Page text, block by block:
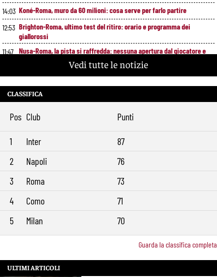
14:03 Koné-Roma, muro da 60 milioni: cosa serve per farlo partire
12:53 Brighton-Roma, ultimo test del ritiro: orario e programma dei
giallorossi
11:47 Nusa-Roma, la pista si raffredda: nessuna apertura dal giocatore e
10:41 Alberto De Rossi nuovo presidente dell’Ostiamare: riparte dal club del
figlio Daniele
9:29
Pellegrini resta alla Roma: rinnovo di un anno e ingaggio dimezzato
Vedi tutte le notizie
CLASSIFICA
Pos Club Punti
1 Inter
87
2
Napoli
76
3
Roma
73
4
Como
71
5
Milan 70
Guarda la classifica completa
ULTIMI ARTICOLI